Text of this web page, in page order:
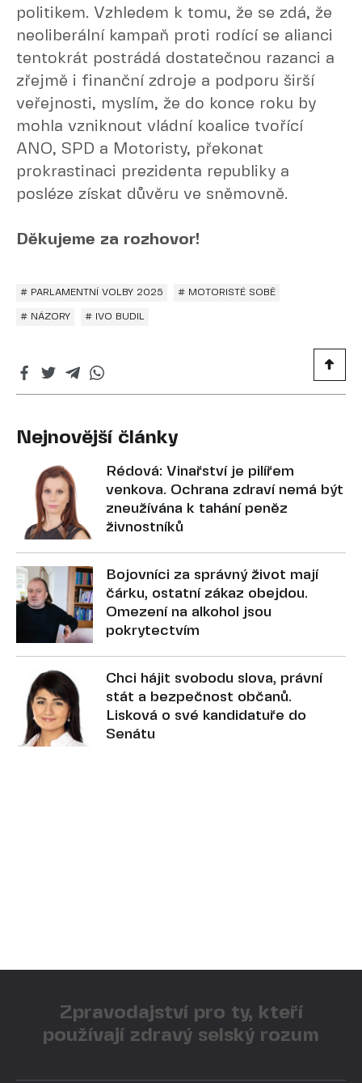
politikem. Vzhledem k tomu, že se zdá, že
neoliberální kampaň proti rodící se alianci
tentokrát postrádá dostatečnou razanci a
zřejmě i finanční zdroje a podporu širší
veřejnosti, myslím, že do konce roku by
mohla vzniknout vládní koalice tvořící
ANO, SPD a Motoristy, překonat
prokrastinaci prezidenta republiky a
posléze získat důvěru ve sněmovně.
Děkujeme za rozhovor!
# PARLAMENTNÍ VOLBY 2025 # MOTORISTÉ SOBĚ
# NÁZORY # IVO BUDIL
Nejnovější články
Rédová: Vinařství je pilířem
venkova. Ochrana zdraví nemá být
zneužívána k tahání peněz
živnostníků
Bojovníci za správný život mají
čárku, ostatní zákaz obejdou.
Omezení na alkohol jsou
pokrytectvím
Chci hájit svobodu slova, právní
stát a bezpečnost občanů.
Lisková o své kandidatuře do
Senátu
Zpravodajství pro ty, kteří
používají zdravý selský rozum